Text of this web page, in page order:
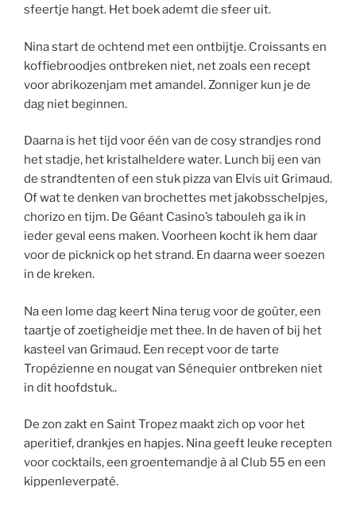
sfeertje hangt. Het boek ademt die sfeer uit.
Nina start de ochtend met een ontbijtje. Croissants en
koffiebroodjes ontbreken niet, net zoals een recept
voor abrikozenjam met amandel. Zonniger kun je de
dag niet beginnen.
Daarna is het tijd voor één van de cosy strandjes rond
het stadje, het kristalheldere water. Lunch bij een van
de strandtenten of een stuk pizza van Elvis uit Grimaud.
Of wat te denken van brochettes met jakobsschelpjes,
chorizo en tijm. De Géant Casino’s tabouleh ga ik in
ieder geval eens maken. Voorheen kocht ik hem daar
voor de picknick op het strand. En daarna weer soezen
in de kreken.
Na een lome dag keert Nina terug voor de goûter, een
taartje of zoetigheidje met thee. In de haven of bij het
kasteel van Grimaud. Een recept voor de tarte
Tropézienne en nougat van Sénequier ontbreken niet
in dit hoofdstuk..
De zon zakt en Saint Tropez maakt zich op voor het
aperitief, drankjes en hapjes. Nina geeft leuke recepten
voor cocktails, een groentemandje à al Club 55 en een
kippenleverpaté.